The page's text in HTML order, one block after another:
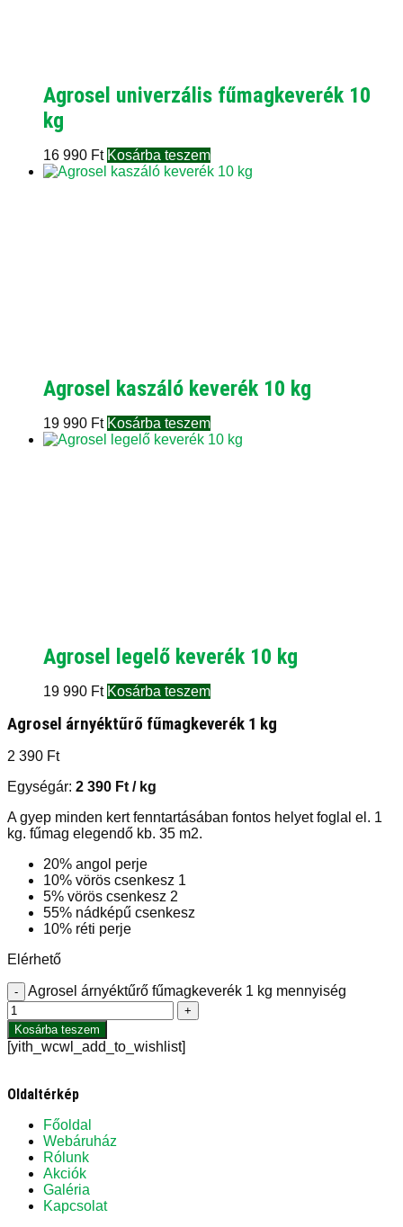
Agrosel univerzális fűmagkeverék 10
kg
16 990 Ft Kosárba teszem
Agrosel kaszáló keverék 10 kg
19 990 Ft Kosárba teszem
Agrosel legelő keverék 10 kg
19 990 Ft Kosárba teszem
Agrosel árnyéktűrő fűmagkeverék 1 kg
2 390 Ft
Egységár: 2 390 Ft / kg
A gyep minden kert fenntartásában fontos helyet foglal el. 1
kg. fűmag elegendő kb. 35 m2.
20% angol perje
10% vörös csenkesz 1
5% vörös csenkesz 2
55% nádképű csenkesz
10% réti perje
Elérhető
- Agrosel árnyéktűrő fűmagkeverék 1 kg mennyiség
+
Kosárba teszem
[yith_wcwl_add_to_wishlist]
Oldaltérkép
Főoldal
Webáruház
Rólunk
Akciók
Galéria
Kapcsolat